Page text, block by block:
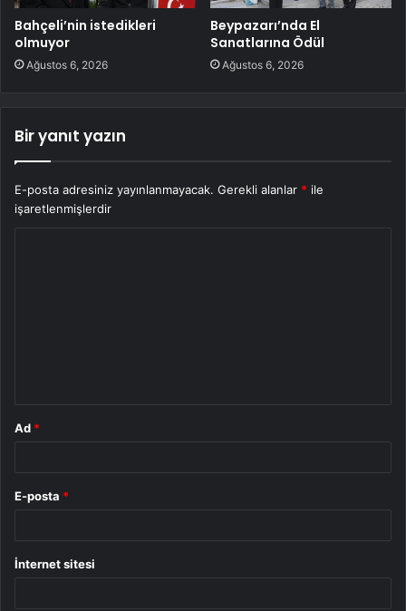
Bahçeli’nin istedikleri
olmuyor
Ağustos 6, 2026
Beypazarı’nda El
Sanatlarına Ödül
Ağustos 6, 2026
Bir yanıt yazın
E-posta adresiniz yayınlanmayacak. Gerekli alanlar * ile
işaretlenmişlerdir
Ad *
E-posta *
İnternet sitesi